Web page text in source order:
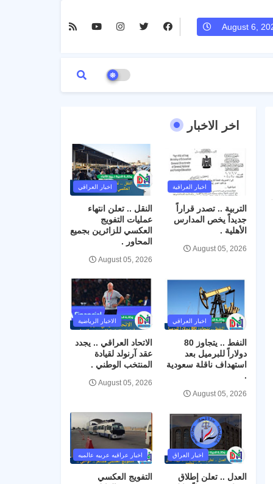
August 6,
اخر الاخبار
اخبار العراقية
التربية .. تصدر قراراً
جديداً يخص المدارس
الأهلية .
August 05, 2026
اخبار العراقي
النقل .. تعلن انتهاء
عمليات التفويج
العكسي للزائرين بجميع
المحاور .
August 05, 2026
اخبار العراقي
النفط .. يتجاوز 80
دولاراً للبرميل بعد
استهداف ناقلة سعودية
.
August 05, 2026
الاخبار الرياضية
الاتحاد العراقي .. يجدد
عقد آرنولد لقيادة
المنتخب الوطني .
August 05, 2026
اخبار العراق
العدل .. تعلن إطلاق
اخبار عراقيه عربيه عالميه
التفويج العكسي